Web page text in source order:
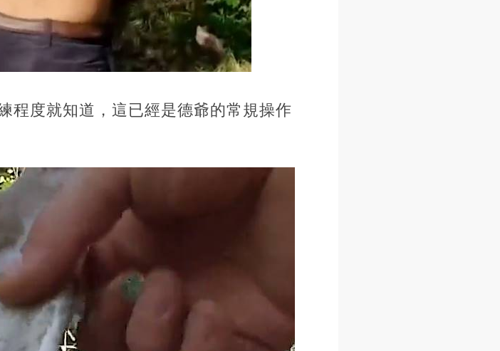
程度就知道，這已經是德爺的常規操作